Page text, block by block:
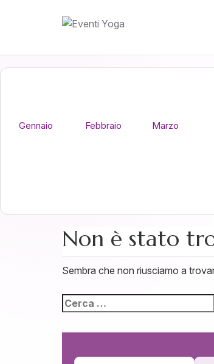
Gennaio Febbraio Marzo
Non è stato
Sembra che non riusciamo a